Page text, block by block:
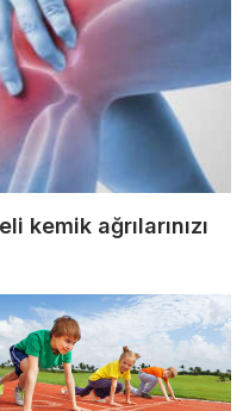
kemik ağrılarınızı